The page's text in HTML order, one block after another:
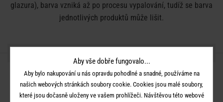
glazura), barva vzniká až po procesu vypalování, tudíž se barva
jednotlivých produktů může lišit.
Aby vše dobře fungovalo...
Aby bylo nakupování u nás opravdu pohodlné a snadné, používáme na
našich webových stránkách soubory cookie. Cookies jsou malé soubory,
které jsou dočasně uloženy ve vašem prohlížeči. Návštěvou této webové